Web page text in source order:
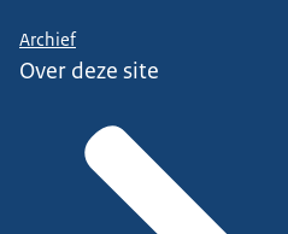
Archief
Over deze site